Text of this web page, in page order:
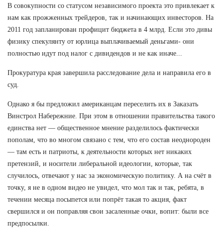
В совокупности со статусом независимого проекта это привлекает к
нам как прожженных трейдеров, так и начинающих инвесторов. На
2011 год запланирован профицит бюджета в 4 млрд. Если это дивы
физику спекулянту от юрлица выплачиваемый деньгами- они
полностью идут под налог с дивидендов и не как иначе...
Прокуратура края завершила расследование дела и направила его в
суд.
Однако я бы предложил американцам переселить их в Заказать
Винстрол Набережние. При этом в отношении правительства такого
единства нет — общественное мнение разделилось фактически
пополам, что во многом связано с тем, что его состав неоднороден
— там есть и патриоты, к деятельности которых нет никаких
претензий, и носители либеральной идеологии, которые, так
случилось, отвечают у нас за экономическую политику. А на счёт в
точку, я не в одном видео не увидел, что мол так и так, ребята, в
течении месяца посыпется или попрёт такая то акция, факт
свершился и он поправляя свои засаленные очки, вопит: были все
предпосылки.